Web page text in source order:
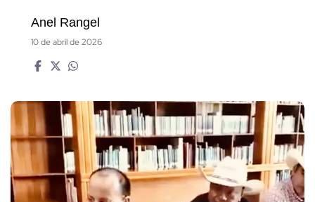
Anel Rangel
10 de abril de 2026